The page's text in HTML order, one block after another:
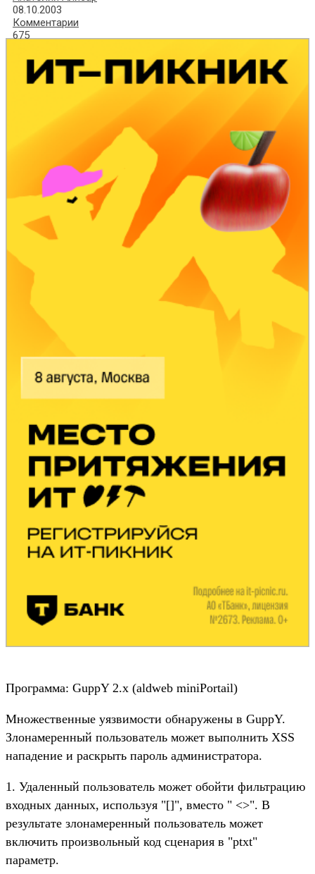
08.10.2003
Комментарии
675
Программа: GuppY 2.x (aldweb miniPortail)
Множественные уязвимости обнаружены в GuppY.
Злонамеренный пользователь может выполнить XSS
нападение и раскрыть пароль администратора.
1. Удаленный пользователь может обойти фильтрацию
входных данных, используя "[]", вместо " <>". В
результате злонамеренный пользователь может
включить произвольный код сценария в "ptxt"
параметр.